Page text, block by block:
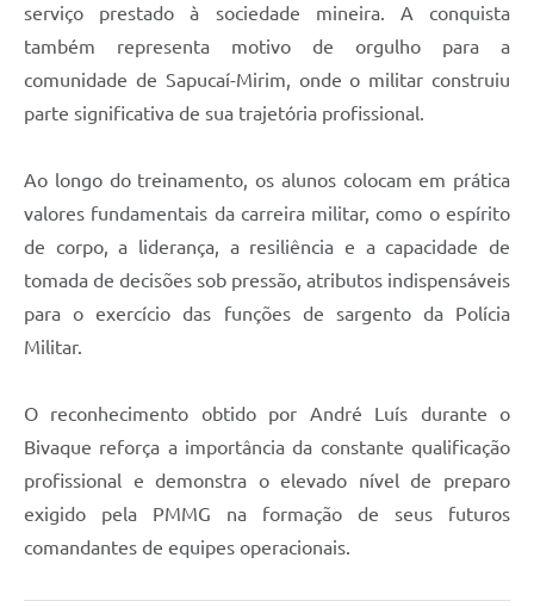
serviço prestado à sociedade mineira. A conquista
também representa motivo de orgulho para a
comunidade de Sapucaí-Mirim, onde o militar construiu
parte significativa de sua trajetória profissional.
Ao longo do treinamento, os alunos colocam em prática
valores fundamentais da carreira militar, como o espírito
de corpo, a liderança, a resiliência e a capacidade de
tomada de decisões sob pressão, atributos indispensáveis
para o exercício das funções de sargento da Polícia
Militar.
O reconhecimento obtido por André Luís durante o
Bivaque reforça a importância da constante qualificação
profissional e demonstra o elevado nível de preparo
exigido pela PMMG na formação de seus futuros
comandantes de equipes operacionais.